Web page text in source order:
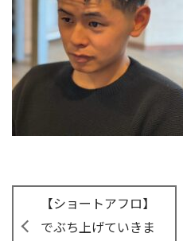
【ショートアフロ】
でぶち上げていきま